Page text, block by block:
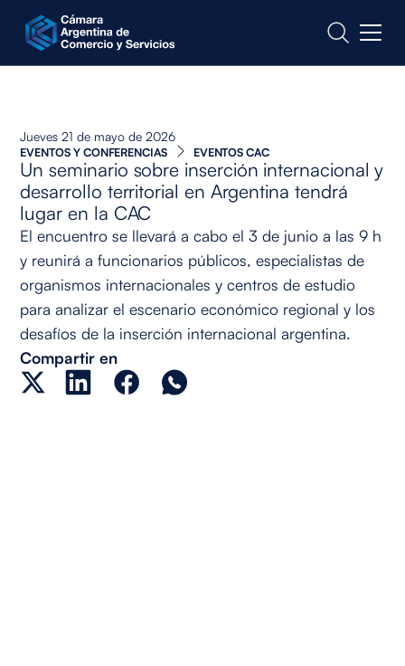
CONTACTO
Jueves 21 de mayo de 2026
EVENTOS Y CONFERENCIAS EVENTOS CAC
Un seminario sobre inserción internacional y
desarrollo territorial en Argentina tendrá
lugar en la CAC
El encuentro se llevará a cabo el 3 de junio a las 9 h
y reunirá a funcionarios públicos, especialistas de
organismos internacionales y centros de estudio
para analizar el escenario económico regional y los
desafíos de la inserción internacional argentina.
Compartir en